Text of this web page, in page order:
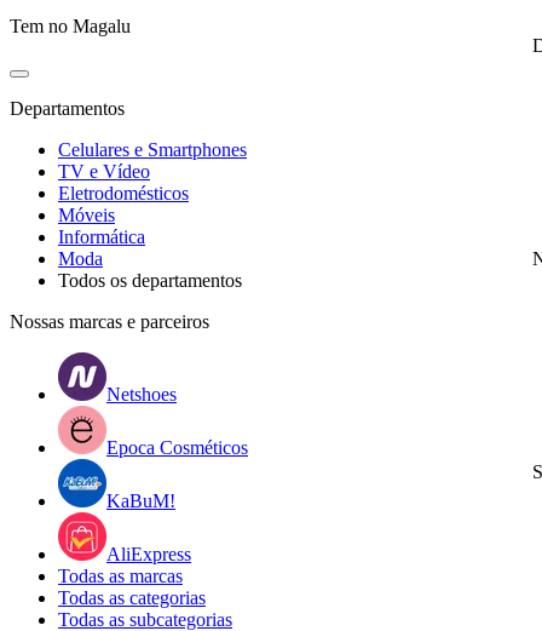
Tem no Magalu
Departamentos
Celulares e Smartphones
TV e Vídeo
Eletrodomésticos
Móveis
Informática
Moda
Todos os departamentos
Nossas marcas e parceiros
Netshoes
Epoca Cosméticos
KaBuM!
AliExpress
Todas as marcas
Todas as categorias
Todas as subcategorias